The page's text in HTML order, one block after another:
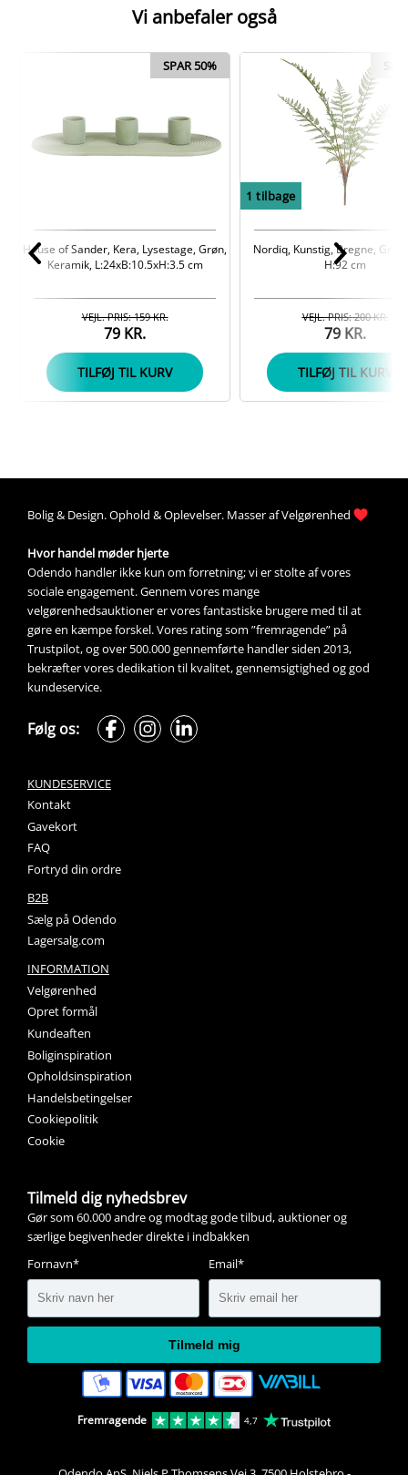
Vi anbefaler også
SPAR 50%
House of Sander, Kera, Lysestage, Grøn,
Keramik, L:24xB:10.5xH:3.5 cm
79 KR.
VEJL. PRIS: 159 KR.
TILFØJ TIL KURV
1 tilbage
Nordiq, Kunstig, Bregne,
H:92 cm
79 KR.
VEJL. PRIS: 200 KR.
TILFØJ TIL KURV
Bolig & Design. Ophold &Oplevelser. Masser af Velgørenhed
Hvor handel møder hjerte
Odendo handler ikke kun om forretning; vi er stolte af vores
sociale engagement. Gennem vores mange
velgørenhedsauktioner er vores fantastiske brugere med til at
gøre en kæmpe forskel. Vores rating som ”fremragende” på
Trustpilot, og over 500.000 gennemførte handler siden 2013,
bekræfter vores dedikation til kvalitet, gennemsigtighed og god
kundeservice.
Følg os:
KUNDESERVICE
Kontakt
Gavekort
FAQ
Fortryd din ordre
B2B
Sælg på Odendo
Lagersalg.com
INFORMATION
Velgørenhed
Opret formål
Kundeaften
Boliginspiration
Opholdsinspiration
Handelsbetingelser
Cookiepolitik
Cookie
Tilmeld dig nyhedsbrev
Gør som 60.000 andre og modtag gode tilbud, auktioner og
særlige begivenheder direkte i indbakken
Fornavn*
Email*
Tilmeld mig
Fremragende 4,7